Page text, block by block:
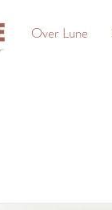
Over Lune